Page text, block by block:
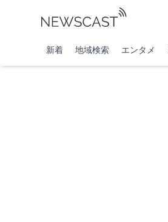
新着 地域検索 エンタメ